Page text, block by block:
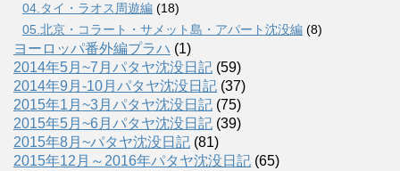
04.タイ・ラオス周遊編 (18)
05.北京・コラート・サメット島・アパート沈没編 (8)
ヨーロッパ番外編プラハ (1)
2014年5月~7月パタヤ沈没日記 (59)
2014年9月-10月パタヤ沈没日記 (37)
2015年1月~3月パタヤ沈没日記 (75)
2015年5月~6月パタヤ沈没日記 (39)
2015年8月~パタヤ沈没日記 (81)
2015年12月～2016年パタヤ沈没日記 (65)